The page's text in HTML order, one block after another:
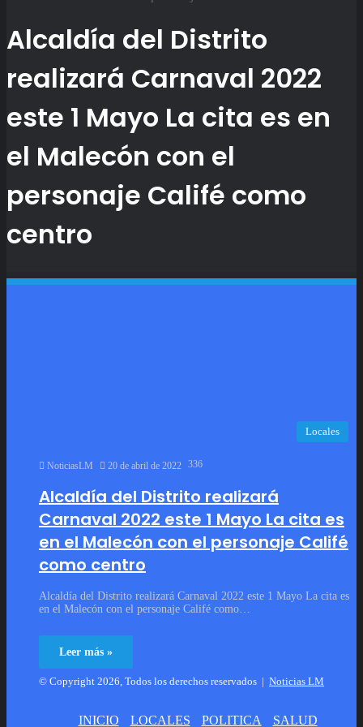
Alcaldía del Distrito
realizará Carnaval 2022
este 1 Mayo La cita es en
el Malecón con el
personaje Califé como
centro
Locales
NoticiasLM 20 de abril de 2022 336
Alcaldía del Distrito realizará
Carnaval 2022 este 1 Mayo La cita es
en el Malecón con el personaje Califé
como centro
Alcaldía del Distrito realizará Carnaval 2022 este 1 Mayo La cita es
en el Malecón con el personaje Califé como…
Leer más »
© Copyright 2026, Todos los derechos reservados | Noticias LM
INICIO LOCALES POLITICA SALUD